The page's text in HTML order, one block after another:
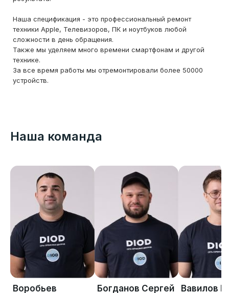
Наша спецификация - это профессиональный ремонт
техники Apple, Телевизоров, ПК и ноутбуков любой
сложности в день обращения.
Также мы уделяем много времени смартфонам и другой
технике.
За все время работы мы отремонтировали более 50000
устройств.
Наша команда
Воробьев
Богданов Сергей Вавилов